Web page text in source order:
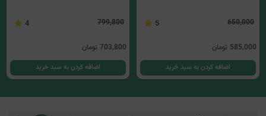
650,000
5
585,000 تومان
اضافه کردن به سبد خرید
799,800
4
703,800 تومان
اضافه کردن به سبد خرید